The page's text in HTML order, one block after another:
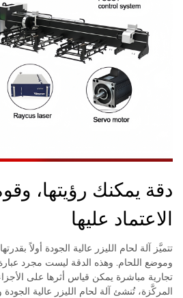
دقة يمكنك رؤيتها،
الاعتماد عليها
تتميَّز آلة لحام الليزر عالية الجودة أولاً
وموضع اللحام. وهذه الدقة ليست مجرد
تجارية مباشرة يمكن قياس أثرها على
المركَّزة، تُنشئ آلة لحام الليزر عالية